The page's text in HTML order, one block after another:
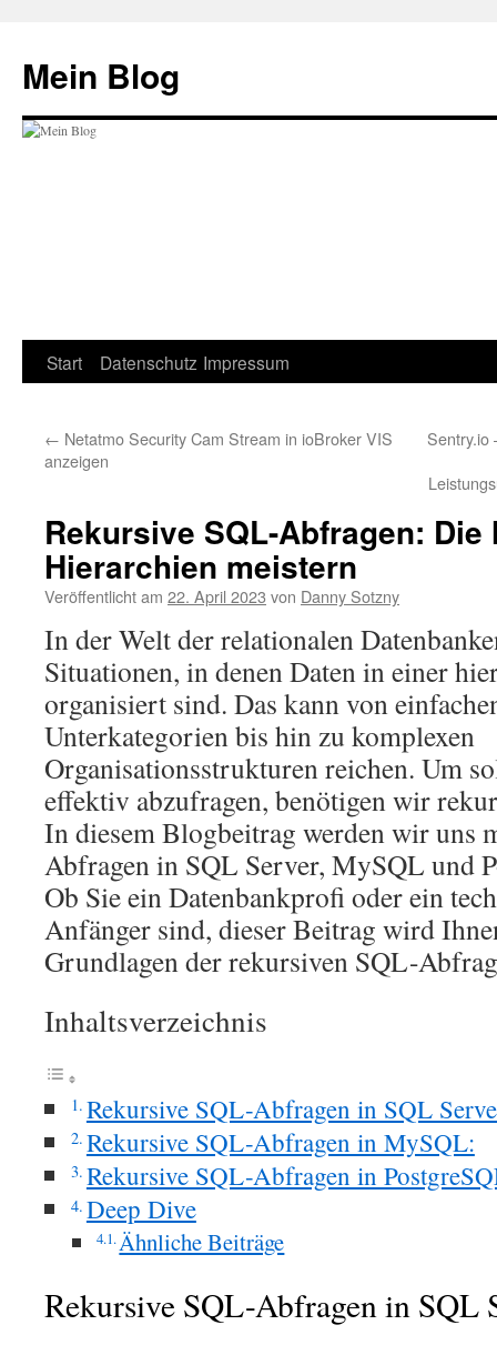
springen
Mein Blog
Start Datenschutz Impressum
← Netatmo Security Cam Stream in ioBroker VIS
anzeigen
Sentry.io
Rekursive SQL-Abfragen: Die
Hierarchien meistern
Veröffentlicht am 22. April 2023 von Danny Sotzny
In der Welt der relationalen
Situationen, in denen Daten in einer
organisiert sind. Das kann von
Unterkategorien bis hin zu komplexen
Organisationsstrukturen reichen. Um
effektiv abzufragen, benötigen wir
In diesem Blogbeitrag werden wir uns
Abfragen in SQL Server, MySQL und
Ob Sie ein Datenbankprofi oder ein
Anfänger sind, dieser Beitrag wird
Grundlagen der rekursiven SQL-
Inhaltsverzeichnis
Rekursive SQL-Abfragen in SQL
Rekursive SQL-Abfragen in MySQL:
Rekursive SQL-Abfragen in
Deep Dive
Ähnliche Beiträge
Rekursive SQL-Abfragen in SQL